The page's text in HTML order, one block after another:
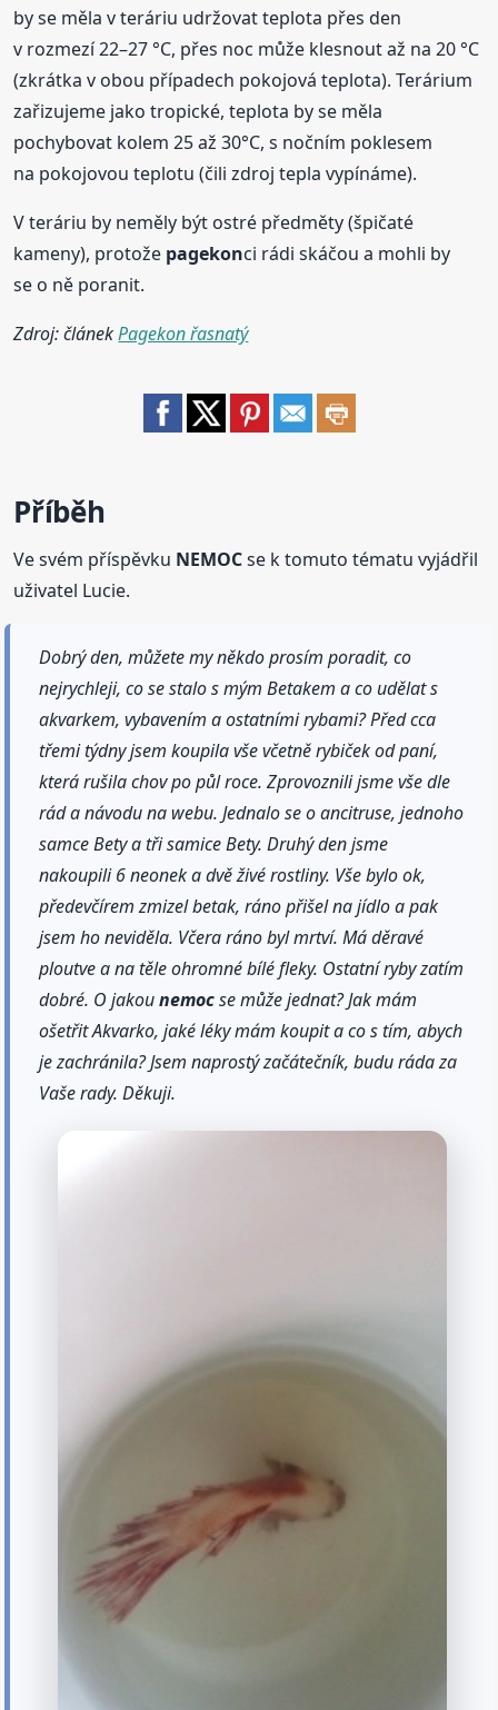
by se měla v teráriu udržovat teplota přes den
v rozmezí 22–27 °C, přes noc může klesnout až na 20 °C
(zkrátka v obou případech pokojová teplota). Terárium
zařizujeme jako tropické, teplota by se měla
pochybovat kolem 25 až 30°C, s nočním poklesem
na pokojovou teplotu (čili zdroj tepla vypínáme).
V teráriu by neměly být ostré předměty (špičaté
kameny), protože pagekonci rádi skáčou a mohli by
se o ně poranit.
Zdroj: článekPagekon řasnatý
Příběh
Ve svém příspěvku NEMOCse k tomuto tématu vyjádřil
uživatel Lucie.
Dobrý den, můžete my někdo prosím poradit, co
nejrychleji, co se stalo s mým Betakem a co udělat s
akvarkem, vybavením a ostatními rybami? Před cca
třemi týdny jsem koupila vše včetně rybiček od paní,
která rušila chov po půl roce. Zprovoznili jsme vše dle
rád a návodu na webu. Jednalo se o ancitruse, jednoho
samce Bety a tři samice Bety. Druhý den jsme
nakoupili 6 neonek a dvě živé rostliny. Vše bylo ok,
předevčírem zmizel betak, ráno přišel na jídlo a pak
jsem ho neviděla. Včera ráno byl mrtví. Má děravé
ploutve a na těle ohromné bílé fleky. Ostatní ryby zatím
dobré. O jakounemocse může jednat? Jak mám
ošetřit Akvarko, jaké léky mám koupit a co s tím, abych
je zachránila? Jsem naprostý začátečník, budu ráda za
Vaše rady. Děkuji.